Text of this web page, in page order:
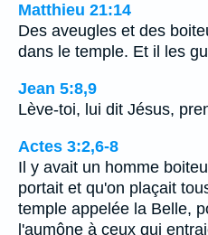
Matthieu 21:14
Des aveugles et des
dans le temple. Et il les
Jean 5:8,9
Lève-toi, lui dit Jésus,
Actes 3:2,6-8
Il y avait un homme
portait et qu'on plaçait
temple appelée la Belle,
l'aumône à ceux qui